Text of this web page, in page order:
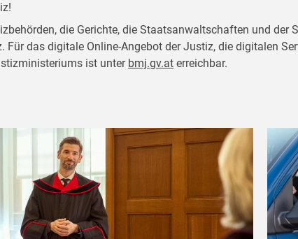
die Gerichte, die Staatsanwaltschaften und der
das digitale Online-Angebot der Justiz, die digitalen
ist unter bmj.gv.at erreichbar.